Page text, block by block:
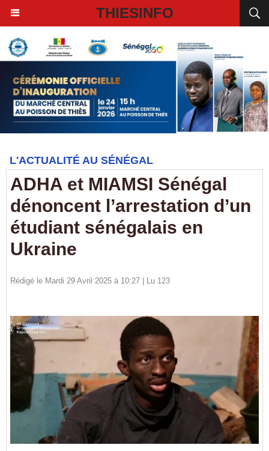
THIESINFO
L'ACTUALITÉ AU SÉNÉGAL
ADHA et MIAMSI Sénégal
dénoncent l’arrestation d’un
étudiant sénégalais en
Ukraine
Rédigé le Mardi 29 Avril 2025 à 10:27 | Lu 123